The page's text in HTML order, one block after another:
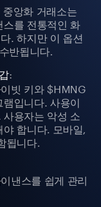
앙화 거래소는
를 전통적인 화
. 하지만 이 옵션
반됩니다.
:
빗 키와 $HMNG
입니다. 사용이
용자는 악성 소
합니다. 모바일,
됩니다.
낸스를 쉽게 관리